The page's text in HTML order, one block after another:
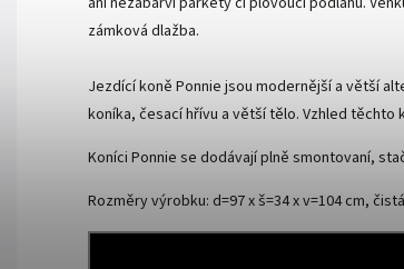
zámková dlažba.
Jezdící koně Ponnie jsou modernější a větší
koníka, česací hřívu a větší tělo. Vzhled těchto
Koníci Ponnie se dodávají plně smontovaní,
Rozměry výrobku: d=97 x š=34 x v=104 cm,